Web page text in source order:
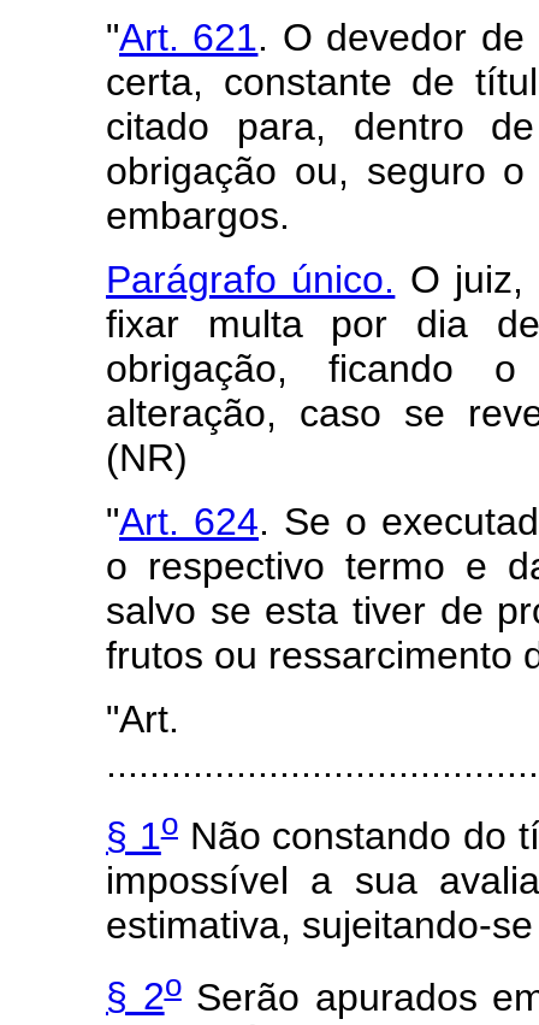
"Art. 621. O devedor
certa, constante de
citado para, dentro
obrigação ou, seguro
embargos.
Parágrafo único. O juiz,
fixar multa por dia
obrigação, ficando
alteração, caso se
(NR)
"Art. 624. Se o
o respectivo termo e
salvo se esta tiver de
frutos ou ressarcimento
§ 1oNão constando do
impossível a sua
estimativa, sujeitando-
§ 2oSerão apurados